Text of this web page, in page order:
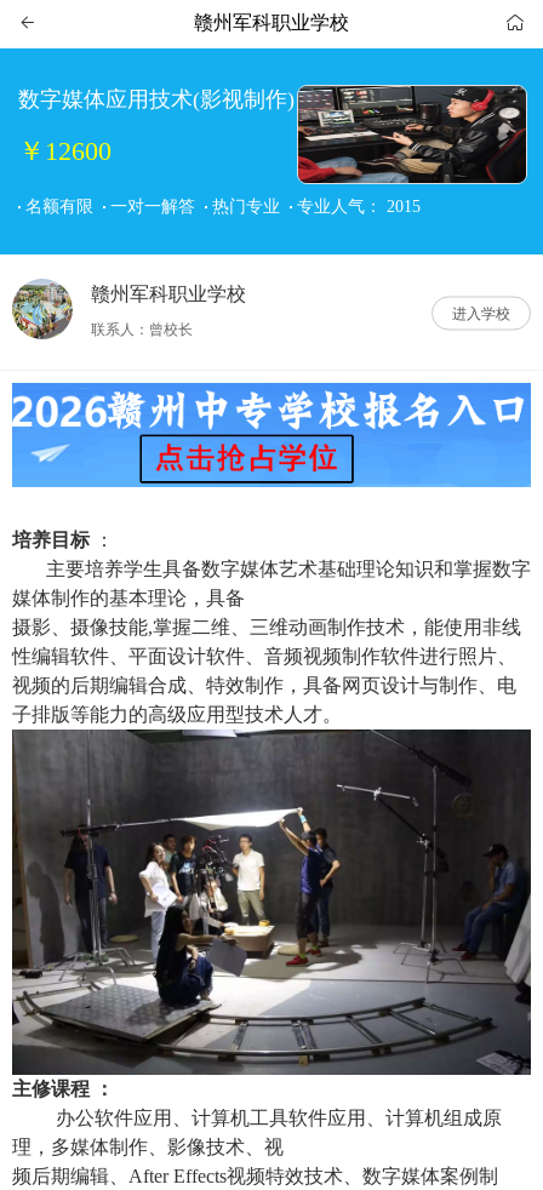
 赣州军科职业学校 
数字媒体应用技术(影视制作)
￥12600
名额有限 一对一解答 热门专业 专业人气： 2015
赣州军科职业学校
联系人：曾校长
进入学校
培养目标 ：
主要培养学生具备数字媒体艺术基础理论知识和掌握数字
媒体制作的基本理论，具备
摄影、摄像技能,掌握二维、三维动画制作技术，能使用非线
性编辑软件、平面设计软件、音频视频制作软件进行照片、
视频的后期编辑合成、特效制作，具备网页设计与制作、电
子排版等能力的高级应用型技术人才。
主修课程 ：
办公软件应用、计算机工具软件应用、计算机组成原
理，多媒体制作、影像技术、视
频后期编辑、After Effects视频特效技术、数字媒体案例制